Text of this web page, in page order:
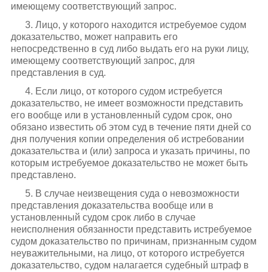
имеющему соответствующий запрос.
3. Лицо, у которого находится истребуемое судом
доказательство, может направить его
непосредственно в суд либо выдать его на руки лицу,
имеющему соответствующий запрос, для
представления в суд.
4. Если лицо, от которого судом истребуется
доказательство, не имеет возможности представить
его вообще или в установленный судом срок, оно
обязано известить об этом суд в течение пяти дней со
дня получения копии определения об истребовании
доказательства и (или) запроса и указать причины, по
которым истребуемое доказательство не может быть
представлено.
5. В случае неизвещения суда о невозможности
представления доказательства вообще или в
установленный судом срок либо в случае
неисполнения обязанности представить истребуемое
судом доказательство по причинам, признанным судом
неуважительными, на лицо, от которого истребуется
доказательство, судом налагается судебный штраф в